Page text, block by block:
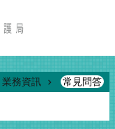
業務資訊 常見問答